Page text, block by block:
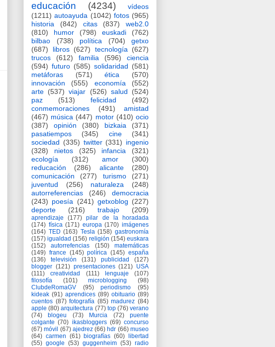
educación (4234)
vídeos
(1211) autoayuda (1042) fotos (965)
historia
(842) citas (837)
web2.0
(810)
humor (798) euskadi
(762)
bilbao
(738) política (704)
getxo
(687)
libros (627) tecnología
(627)
trucos
(612) familia (596)
ciencia
(594) futuro (585) solidaridad (581)
metáforas
(571) ética
(570)
innovación
(555) economía
(552)
arte (537) viajar (526) salud
(524)
paz
(513) felicidad
(492)
conmemoraciones
(491)
amistad
(467) música (447) motor (410) ocio
(387)
opinión (380) bizkaia
(371)
pasatiempos
(345) cine
(341)
sociedad (335) twitter (331) ingenio
(328)
nietos (325) infancia
(321)
ecología
(312) amor
(300)
reducación
(286) alicante
(280)
comunicación
(277) turismo
(271)
juventud
(256) naturaleza
(248)
autorreferencias
(246)
democracia
(243) poesía (241) getxoblog (227)
deporte
(216) trabajo (209)
aprendizaje (177)
pilar de la horadada
(174) física (171) europa (170) imágenes
(164) TED (163) Tesla (158) gastronomía
(157) igualdad (156) religión (154) euskara
(152)
autorrefencias (150)
matemáticas
(149) france (145) polírica (145) españa
(136)
televisión (131) publicidad
(127)
blogger (121) presentaciones (121) USA
(111)
creatividad (111) lenguaje
(107)
filosofía
(101) microblogging
(98)
ClubdeRomaGV
(95) periodismo
(95)
kideak (91) aprendices (89) obituario (89)
cuentos (87) fotografía (85) madurez (84)
apple (80) arquitectura (77) top (76) verano
(74)
blogeu (73) Murcia (72)
puente
colgante (70) ikasbloggers (69) concurso
(67) móvil (67) ajedrez (66) hdr (66) museo
(64) carmen (61) biografías (60)
libertad
(55) google (53) guggenheim (53) radio